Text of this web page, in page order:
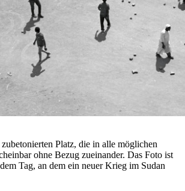
Platz, die in alle möglichen
ohne Bezug zueinander. Das Foto ist
Tag, an dem ein neuer Krieg im Sudan